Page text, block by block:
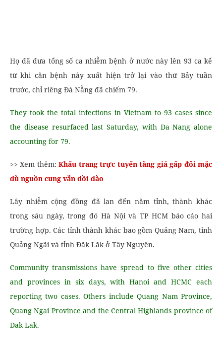
Họ đã đưa tổng số ca nhiễm bệnh ở nước này lên 93 ca kể
từ khi căn bệnh này xuất hiện trở lại vào thứ Bảy tuần
trước, chỉ riêng Đà Nẵng đã chiếm 79.
They took the total infections in Vietnam to 93 cases since
the disease resurfaced last Saturday, with Da Nang alone
accounting for 79.
>> Xem thêm:Khẩu trang trực tuyến tăng giá gấp đôi mặc
dù nguồn cung vẫn dồi dào
Lây nhiễm cộng đồng đã lan đến năm tỉnh, thành khác
trong sáu ngày, trong đó Hà Nội và TP HCM báo cáo hai
trường hợp. Các tỉnh thành khác bao gồm Quảng Nam, tỉnh
Quảng Ngãi và tỉnh Đăk Lăk ở Tây Nguyên.
Community transmissions have spread to five other cities
and provinces in six days, with Hanoi and HCMC each
reporting two cases. Others include Quang Nam Province,
Quang Ngai Province and the Central Highlands province of
Dak Lak.